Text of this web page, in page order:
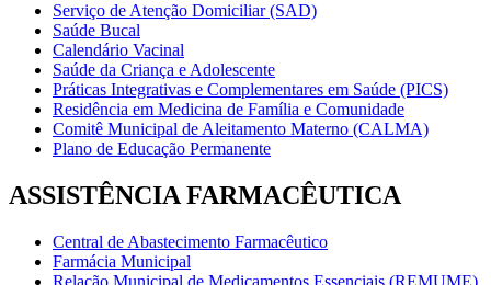
Serviço de Atenção Domiciliar (SAD)
Saúde Bucal
Calendário Vacinal
Saúde da Criança e Adolescente
Práticas Integrativas e Complementares em Saúde (PICS)
Residência em Medicina de Família e Comunidade
Comitê Municipal de Aleitamento Materno (CALMA)
Plano de Educação Permanente
ASSISTÊNCIA FARMACÊUTICA
Central de Abastecimento Farmacêutico
Farmácia Municipal